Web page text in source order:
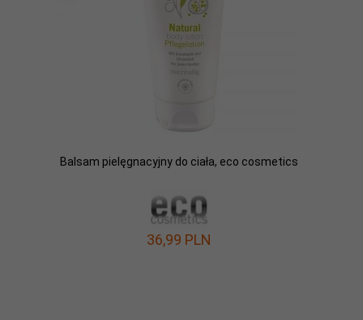
Balsam pielęgnacyjny do ciała, eco cosmetics
36,99 PLN